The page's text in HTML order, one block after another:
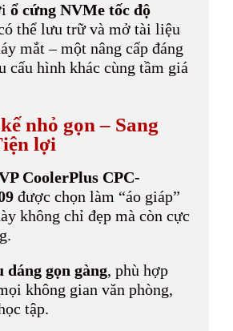
ổ cứng NVMe tốc độ
thể lưu trữ và mở tài liệu
mắt – một nâng cấp đáng
cấu hình khác cùng tầm giá
nhỏ gọn – Sang
lợi
CoolerPlus CPC-
được chọn làm “áo giáp”
không chỉ đẹp mà còn cực
dáng gọn gàng, phù hợp
không gian văn phòng,
tập.